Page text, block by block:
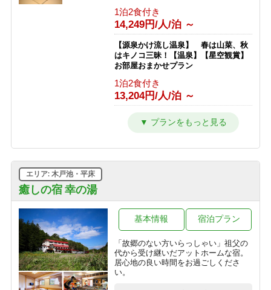
1泊2食付き
14,249円/人/泊 ～
【源泉かけ流し温泉】 春は山菜、秋
はキノコ三昧！【温泉】【星空観賞】
お部屋おまかせプラン
1泊2食付き
13,204円/人/泊 ～
志賀高原１００トレイルレース参加者
癒しの宿 幸の湯
エリア: 木戸池・平床
「故郷のない方いらっしゃい」祖父の
代から受け継いだアットホームな宿。
居心地の良い時間をお過ごしくださ
い。
基本情報 宿泊プラン